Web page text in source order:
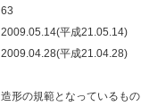
63
2009.05.14(平成21.05.14)
2009.04.28(平成21.04.28)
造形の規範となっているもの